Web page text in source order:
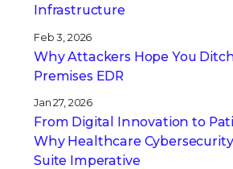
Infrastructure
Feb 3, 2026
Why Attackers Hope You
Premises EDR
Jan 27, 2026
From Digital Innovation to
Why Healthcare Cybersecurity
Suite Imperative